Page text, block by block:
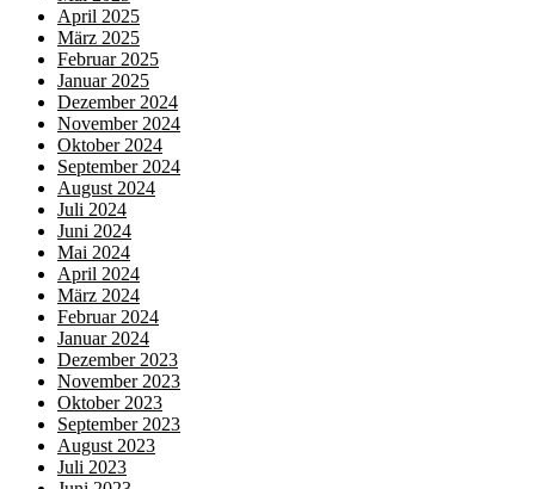
April 2025
März 2025
Februar 2025
Januar 2025
Dezember 2024
November 2024
Oktober 2024
September 2024
August 2024
Juli 2024
Juni 2024
Mai 2024
April 2024
März 2024
Februar 2024
Januar 2024
Dezember 2023
November 2023
Oktober 2023
September 2023
August 2023
Juli 2023